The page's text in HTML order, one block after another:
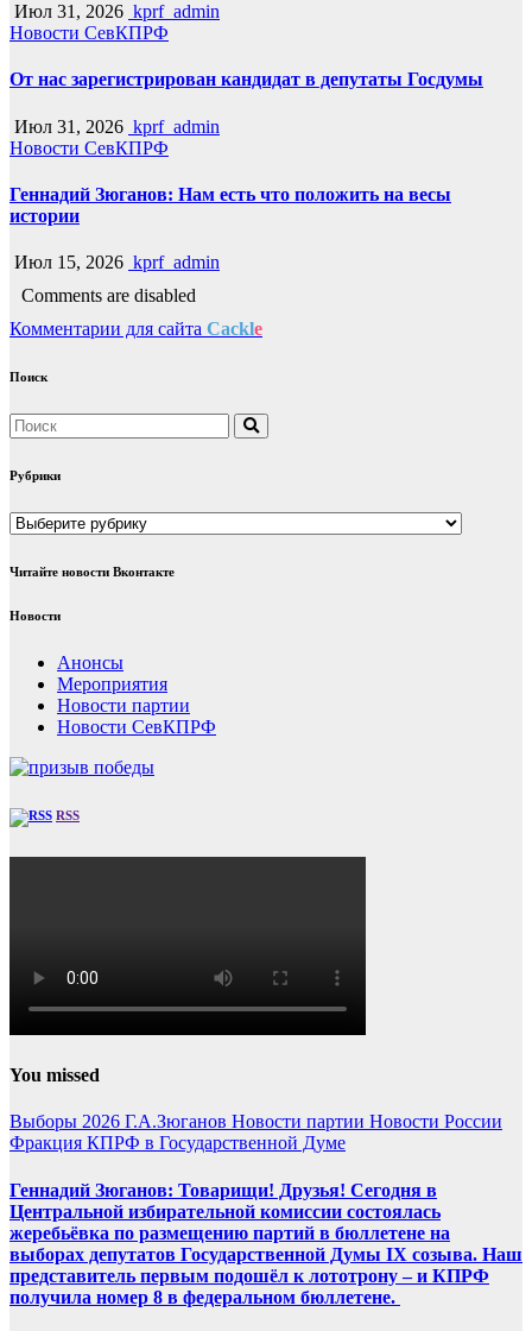
Июл 31, 2026 kprf_admin
Новости СевКПРФ
От нас зарегистрирован кандидат в депутаты Госдумы
Июл 31, 2026 kprf_admin
Новости СевКПРФ
Геннадий Зюганов: Нам есть что положить на весы
истории
Июл 15, 2026 kprf_admin
Comments are disabled
Комментарии для сайта Cackle
Поиск
Рубрики
Рубрики
Читайте новости Вконтакте
Новости
Анонсы
Мероприятия
Новости партии
Новости СевКПРФ
RSS
You missed
Выборы 2026 Г.А.Зюганов Новости партии Новости России
Фракция КПРФ в Государственной Думе
Геннадий Зюганов: Товарищи! Друзья! Сегодня в
Центральной избирательной комиссии состоялась
жеребьёвка по размещению партий в бюллетене на
выборах депутатов Государственной Думы IX созыва. Наш
представитель первым подошёл к лототрону – и КПРФ
получила номер 8 в федеральном бюллетене.